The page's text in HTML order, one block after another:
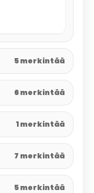
5 merkintää
6 merkintää
1 merkintää
7 merkintää
5 merkintää